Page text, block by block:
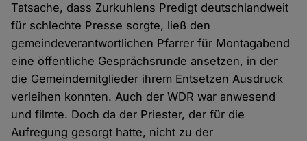
Tatsache, dass Zurkuhlens Predigt deutschlandweit
für schlechte Presse sorgte, ließ den
gemeindeverantwortlichen Pfarrer für Montagabend
eine öffentliche Gesprächsrunde ansetzen, in der
die Gemeindemitglieder ihrem Entsetzen Ausdruck
verleihen konnten. Auch der WDR war anwesend
und filmte. Doch da der Priester, der für die
Aufregung gesorgt hatte, nicht zu der